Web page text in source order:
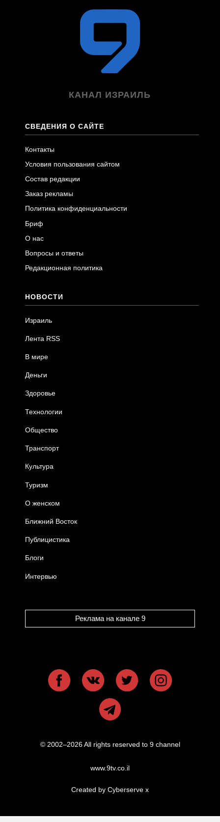
КАНАЛ ИЗРАИЛЬ
СВЕДЕНИЯ О САЙТЕ
Контакты
Условия пользования сайтом
Состав редакции
Заказ рекламы
Политика конфиденциальности
Бриф
О нас
Вопросы и ответы
Редакционная политика
НОВОСТИ
Израиль
Лента RSS
В мире
Деньги
Здоровье
Технологии
Общество
Транспорт
Культура
Туризм
О женском
Ближний Восток
Публицистика
Блоги
Интервью
Реклама на канале 9
© 2002–2026 All rights reserved to 9 channel
www.9tv.co.il
Created by Cyberserve x